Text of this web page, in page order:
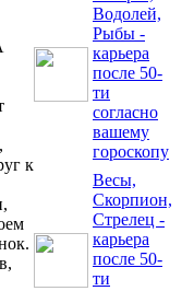
к
Водолей,
Рыбы -
карьера
после 50-
ти
согласно
вашему
гороскопу
Весы,
Скорпион,
Стрелец -
карьера
после 50-
ти